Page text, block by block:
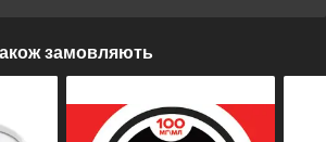
замовляють